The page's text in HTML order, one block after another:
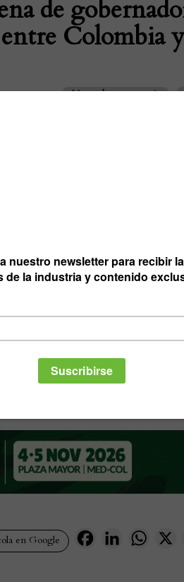
de
Colombia y
Mercado y economia
en Google FacebookLinkedIn